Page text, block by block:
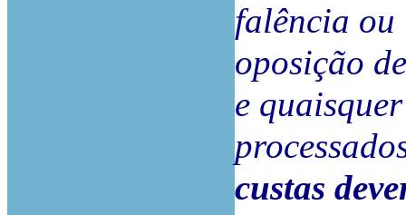
falência ou
oposição
e
custas